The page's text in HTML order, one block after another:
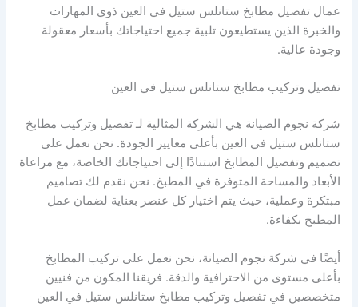
عمال تفصيل مطابخ ستانلس ستيل في العين ذوي المهارات
والخبرة الذين يستطيعون تلبية جميع احتياجاتك بأسعار معقولة
وجودة عالية.
تفصيل وتركيب مطابخ ستانلس ستيل في العين
شركة نجوم الصيانة هي الشركة المثالية لـ تفصيل وتركيب مطابخ
ستانلس ستيل في العين بأعلى معايير الجودة. نحن نعمل على
تصميم وتفصيل المطابخ استنادًا إلى احتياجاتك الخاصة، مع مراعاة
الأبعاد والمساحة المتوفرة في المطبخ. نحن نقدم لك تصاميم
مبتكرة وعملية، حيث يتم اختيار كل عنصر بعناية لضمان عمل
المطبخ بكفاءة.
أيضًا في شركة نجوم الصيانة، نحن نعمل على تركيب المطابخ
بأعلى مستوى من الاحترافية والدقة. فريقنا المكون من فنيين
متخصصين في تفصيل وتركيب مطابخ ستانلس ستيل في العين